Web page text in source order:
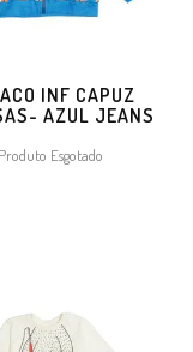
INF CAPUZ
AZUL JEANS
Produto Esgotado